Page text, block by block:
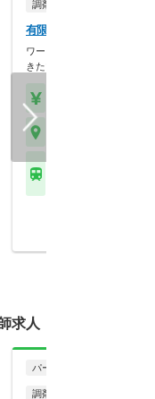
調剤薬局
有限会社サンルック サ
ワークライフバランスを保
きたい方必見！希望に…
求人
パート・アルバイト
調剤薬局